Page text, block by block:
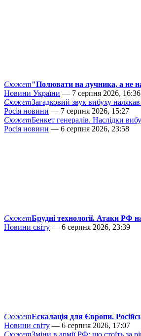
Сюжет"Полювати на лучника, а не
Новини України — 7 серпня 2026, 16:36
СюжетЗагадковий звук вибуху
Росія новини — 7 серпня 2026, 15:27
СюжетБенкет генералів. Наслідки
Росія новини — 6 серпня 2026, 23:58
СюжетБрудні технології. Атаки РФ
Новини світу — 6 серпня 2026, 23:39
СюжетЕскалація для Європи.
Новини світу — 6 серпня 2026, 17:07